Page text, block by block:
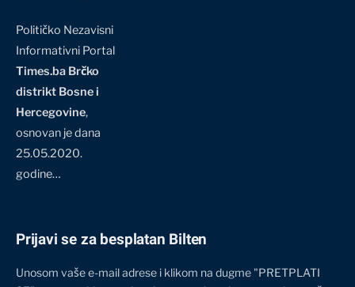
Političko Nezavisni
Informativni Portal
Times.ba Brčko
distrikt Bosne i
Hercegovine,
osnovan je dana
25.05.2020.
godine…
Prijavi se za besplatan Bilten
Unosom vaše e-mail adrese i klikom na dugme "PRETPLATI